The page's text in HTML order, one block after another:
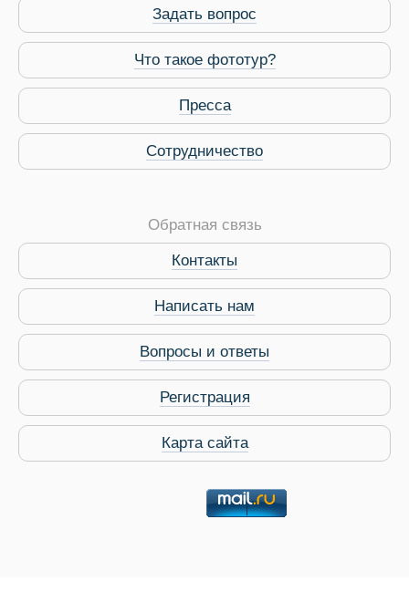
Задать вопрос
Что такое фототур?
Пресса
Сотрудничество
Обратная связь
Контакты
Написать нам
Вопросы и ответы
Регистрация
Карта сайта